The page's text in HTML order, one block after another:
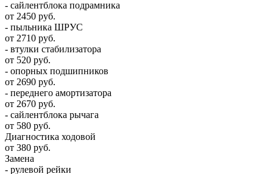
- сайлентблока подрамника
от 2450 руб.
- пыльника ШРУС
от 2710 руб.
- втулки стабилизатора
от 520 руб.
- опорных подшипников
от 2690 руб.
- переднего амортизатора
от 2670 руб.
- сайлентблока рычага
от 580 руб.
Диагностика ходовой
от 380 руб.
Замена
- рулевой рейки